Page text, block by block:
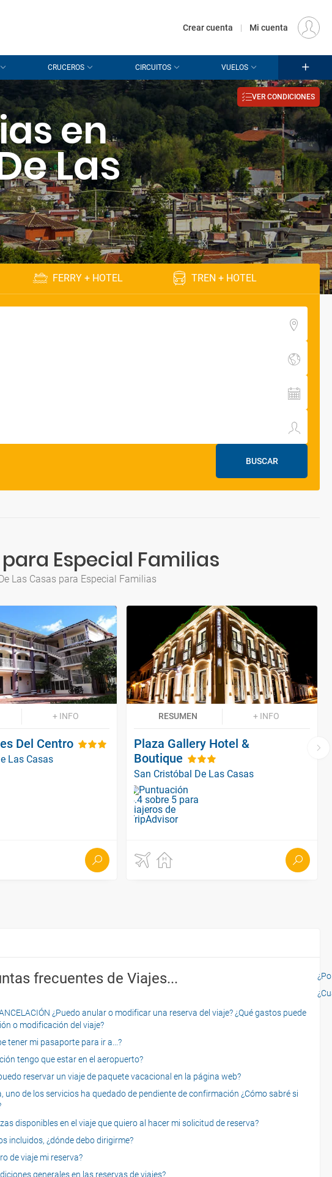
Crear cuenta | Mi cuenta
CRUCEROS CIRCUITOS VUELOS
en
Las
VER CONDICIONES
FERRY + HOTEL TREN + HOTEL
BUSCAR
Especial Familias
Las Casas para Especial Familias
+ INFO
Del Centro
Las Casas
RESUMEN + INFO
Plaza Gallery Hotel &
Boutique
San Cristóbal De Las Casas
frecuentes de Viajes...
¿Puedo anular o modificar una reserva del viaje? ¿Qué gastos puede
o modificación del viaje?
tener mi pasaporte para ir a...?
tengo que estar en el aeropuerto?
reservar un viaje de paquete vacacional en la página web?
uno de los servicios ha quedado de pendiente de confirmación ¿Cómo sabré si
disponibles en el viaje que quiero al hacer mi solicitud de reserva?
incluidos, ¿dónde debo dirigirme?
de viaje mi reserva?
generales en las reservas de viajes?